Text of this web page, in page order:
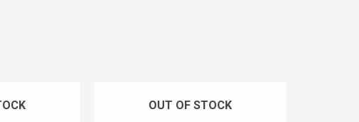
OUT OF STOCK